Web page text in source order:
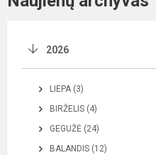
2026
LIEPA (3)
BIRŽELIS (4)
GEGUŽĖ (24)
BALANDIS (12)